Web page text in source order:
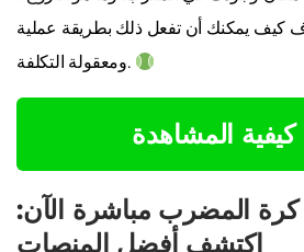
يمكنك أن تفعل ذلك بطريقة عملية
ومعقولة التكلفة.
المشاهدة
المضرب مباشرة الآن:
اكتشف أفضل المنصات